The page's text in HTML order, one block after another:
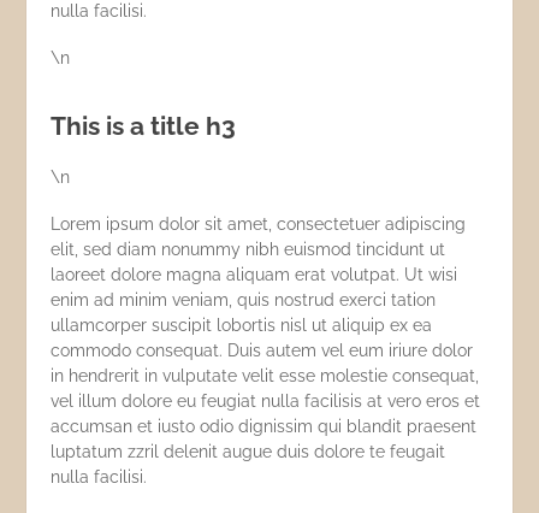
nulla facilisi.
\n
This is a title h3
\n
Lorem ipsum dolor sit amet, consectetuer adipiscing
elit, sed diam nonummy nibh euismod tincidunt ut
laoreet dolore magna aliquam erat volutpat. Ut wisi
enim ad minim veniam, quis nostrud exerci tation
ullamcorper suscipit lobortis nisl ut aliquip ex ea
commodo consequat. Duis autem vel eum iriure dolor
in hendrerit in vulputate velit esse molestie consequat,
vel illum dolore eu feugiat nulla facilisis at vero eros et
accumsan et iusto odio dignissim qui blandit praesent
luptatum zzril delenit augue duis dolore te feugait
nulla facilisi.